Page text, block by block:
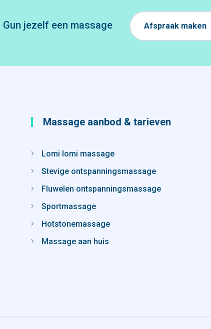
Gun jezelf een massage Afspraak maken
Massage aanbod & tarieven
Lomi lomi massage
Stevige ontspanningsmassage
Fluwelen ontspanningsmassage
Sportmassage
Hotstonemassage
Massage aan huis